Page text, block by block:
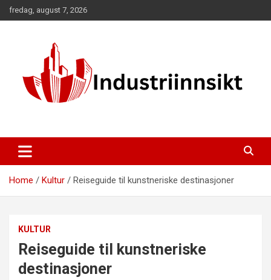
Skip
to
fredag, august 7, 2026
Home Kultur Reiseguide til kunstneriske destinasjoner
KULTUR
Reiseguide til kunstneriske
destinasjoner